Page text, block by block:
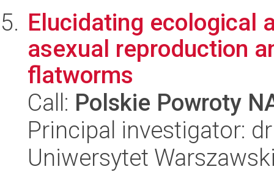
Elucidating ecological
asexual reproduction
flatworms
Call: Polskie Powroty
Principal investigator:
Uniwersytet